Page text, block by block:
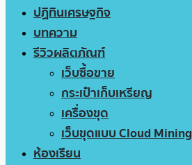
ปฏิทินเศรษฐกิจ
บทความ
รีวิวผลิตภัณฑ์
เว็บซื้อขาย
กระเป๋าเก็บเหรียญ
เครื่องขุด
เว็บขุดแบบ Cloud Mining
ห้องเรียน